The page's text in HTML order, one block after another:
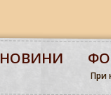
НОВИНИ
При